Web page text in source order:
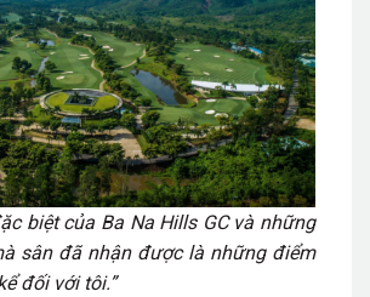
biệt của Ba Na Hills GC và những
sân đã nhận được là những điểm
đối với tôi.”